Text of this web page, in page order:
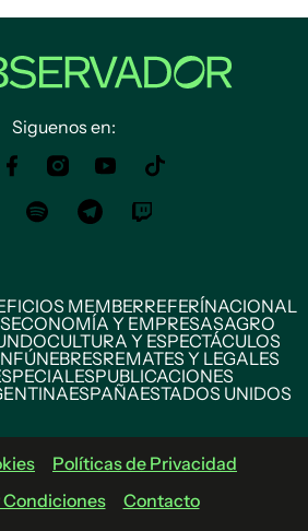
Siguenos en:
MEMBERREFERÍNACIONAL
ECONOMÍA Y EMPRESASAGRO
CULTURA Y ESPECTÁCULOS
FÚNEBRESREMATES Y LEGALES
PUBLICACIONES
ESPAÑAESTADOS UNIDOS
Políticas de Privacidad
Contacto